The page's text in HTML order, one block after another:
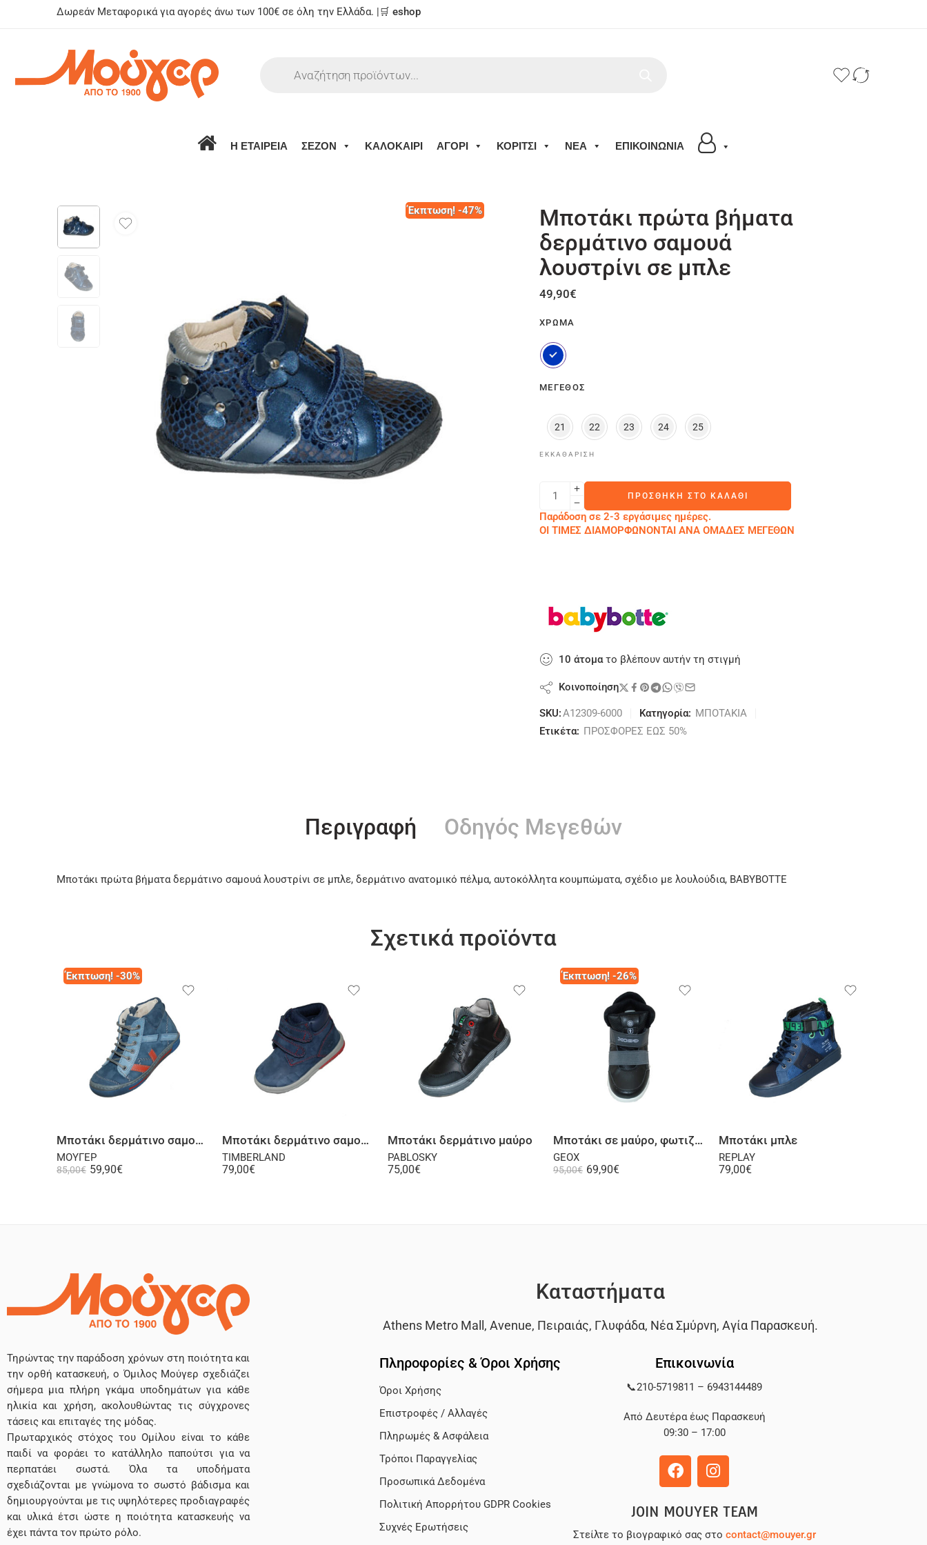
Δωρεάν Μεταφορικά για αγορές άνω των 100€ σε όλη την Ελλάδα. |🛒 eshop
Η ΕΤΑΙΡΕΙΑ ΣΕΖΟΝ ΚΑΛΟΚΑΙΡΙ ΑΓΟΡΙ ΚΟΡΙΤΣΙ ΝΕΑ ΕΠΙΚΟΙΝΩΝΙΑ
Έκπτωση! -47%
Μποτάκι πρώτα βήματα
δερμάτινο σαμουά
λουστρίνι σε μπλε
49,90€
ΧΡΏΜΑ
ΜΈΓΕΘΟΣ
21 22 23 24 25
ΕΚΚΑΘΆΡΙΣΗ
ΠΡΟΣΘΉΚΗ ΣΤΟ ΚΑΛΆΘΙ
Παράδοση σε 2-3 εργάσιμες ημέρες.
ΟΙ ΤΙΜΕΣ ΔΙΑΜΟΡΦΩΝΟΝΤΑΙ ΑΝΑ ΟΜΑΔΕΣ ΜΕΓΕΘΩΝ
10 άτοματο βλέπουν αυτήν τη στιγμή
Κοινοποίηση
SKU:A12309-6000 Κατηγορία: ΜΠΟΤΑΚΙΑ
Ετικέτα: ΠΡΟΣΦΟΡΕΣ ΕΩΣ 50%
Περιγραφή Οδηγός Μεγεθών
Μποτάκι πρώτα βήματα δερμάτινο σαμουά λουστρίνι σε μπλε, δερμάτινο ανατομικό πέλμα, αυτοκόλλητα κουμπώματα, σχέδιο με λουλούδια, BABYBOTTE
Σχετικά προϊόντα
Έκπτωση! -30%
Μποτάκι δερμάτινο σαμουά μπλε
ΜΟΥΓΕΡ
85,00€ 59,90€
Μποτάκι δερμάτινο σαμουά σε μπλε
TIMBERLAND
79,00€
Μποτάκι δερμάτινο μαύρο
PABLOSKY
75,00€
Έκπτωση! -26%
Επιλογή
Μποτάκι σε μαύρο, φωτιζόμενο μήνυμα
GEOX
95,00€ 69,90€
Μποτάκι μπλε
REPLAY
79,00€
Τηρώντας την παράδοση χρόνων στη ποιότητα και
την ορθή κατασκευή, ο Όμιλος Μούγερ σχεδιάζει
σήμερα μια πλήρη γκάμα υποδημάτων για κάθε
ηλικία και χρήση, ακολουθώντας τις σύγχρονες
τάσεις και επιταγές της μόδας.
Πρωταρχικός στόχος του Ομίλου είναι το κάθε
παιδί να φοράει το κατάλληλο παπούτσι για να
περπατάει σωστά. Όλα τα υποδήματα
σχεδιάζονται με γνώμονα το σωστό βάδισμα και
δημιουργούνται με τις υψηλότερες προδιαγραφές
και υλικά έτσι ώστε η ποιότητα κατασκευής να
έχει πάντα τον πρώτο ρόλο.
Καταστήματα
Athens Metro Mall, Avenue, Πειραιάς, Γλυφάδα, Νέα Σμύρνη, Αγία Παρασκευή.
Πληροφορίες & Όροι Χρήσης
Όροι Χρήσης
Επιστροφές / Αλλαγές
Πληρωμές & Ασφάλεια
Τρόποι Παραγγελίας
Προσωπικά Δεδομένα
Πολιτική Απορρήτου GDPR Cookies
Συχνές Ερωτήσεις
Επικοινωνία
📞210-5719811 – 6943144489
Από Δευτέρα έως Παρασκευή
09:30 – 17:00
JOIN MOUYER TEAM
Στείλτε το βιογραφικό σας στο contact@mouyer.gr